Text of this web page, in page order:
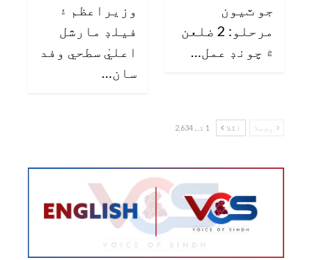
جو ٽيون
مرحلو: 2 ضلعن
۾ چونڊ عمل…
وزيراعظم ۽
فيلڊ مارشل
اعليٰ سطحي وفد
سان…
پچھلا اگلا 1 کے 2,634